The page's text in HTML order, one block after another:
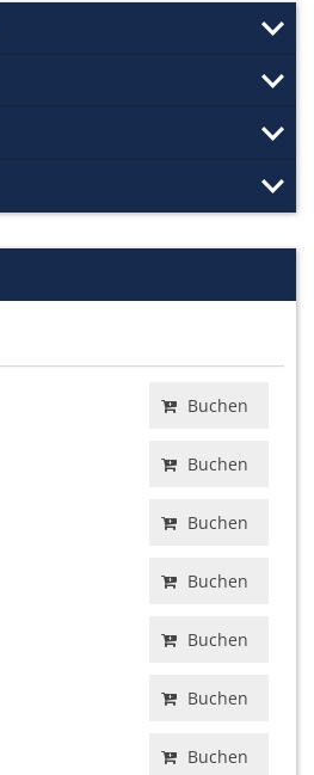
Buchen
Buchen
Buchen
Buchen
Buchen
Buchen
Buchen